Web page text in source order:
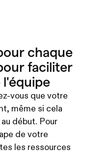
chaque
faciliter
vous que votre
même si cela
début. Pour
de votre
les ressources